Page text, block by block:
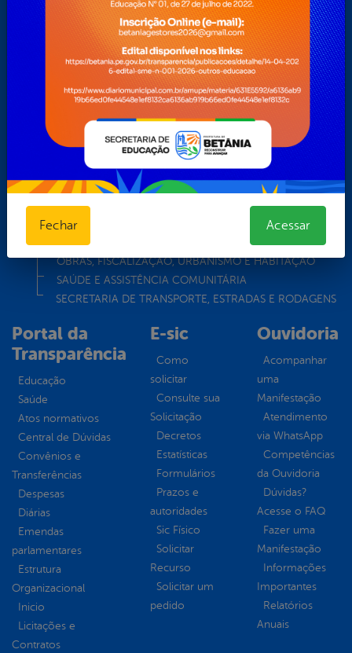
Turismo
Transparência
ADMINISTRAÇÃO
AGRICULTURA, REFORMA AGRÁRIA E RECURSOS
ASSISTÊNCIA E DESENVOLVIMENTO SOCIAL, DIREITOS
HUMANOS E POLÍTICA PARA MULHERES, CRIANÇAS E
ADOLESCENTES
CONTROLE INTERNO
CULTURA, ESPORTE, TURISMO E LAZER
EDUCAÇÃO
FINANÇAS, ORÇAMENTO E TRIBUTOS
OBRAS, FISCALIZAÇÃO, URBANISMO E HABITAÇÃO
SAÚDE E ASSISTÊNCIA COMUNITÁRIA
SECRETARIA DE TRANSPORTE, ESTRADAS E RODAGENS
Portal da
Transparência
Educação
Saúde
Atos normativos
Central de Dúvidas
Convênios e
Transferências
Despesas
Diárias
Emendas
parlamentares
Estrutura
Organizacional
Inicio
Licitações e
Contratos
E-sic
Como
solicitar
Consulte sua
Solicitação
Decretos
Estatísticas
Formulários
Prazos e
autoridades
Sic Físico
Solicitar
Recurso
Solicitar um
pedido
Ouvidoria
Acompanhar
uma
Manifestação
Atendimento
via WhatsApp
Competências
da Ouvidoria
Dúvidas?
Acesse o FAQ
Fazer uma
Manifestação
Informações
Importantes
Relatórios
Anuais
Fechar Acessar